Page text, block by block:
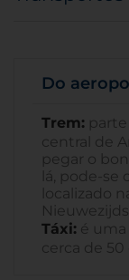
Do
Trem:
central de
pegar o
lá, pode-se
localizado
Táxi: é
cerca de 50